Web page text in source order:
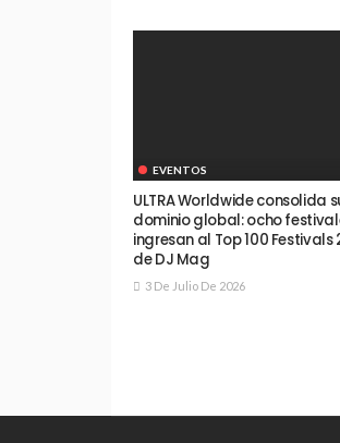
EVENTOS
ULTRA Worldwide consolida
dominio global: ocho
ingresan al Top 100 Festivals
de DJ Mag
3 De Julio De 2026